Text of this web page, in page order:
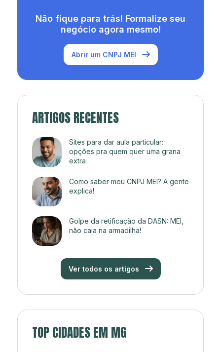
Não fique para trás! Formalize seu
negócio agora mesmo!
Abrir um CNPJ MEI
ARTIGOS RECENTES
Sites para dar aula particular:
opções pra quem quer uma grana
extra
Como saber meu CNPJ MEI? A gente
explica!
Golpe da retificação da DASN: MEI,
não caia na armadilha!
Ver todos os artigos
TOP CIDADES EM MG